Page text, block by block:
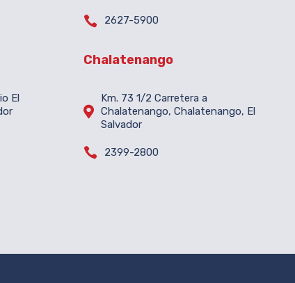
El
 2627-5900
Chalatenango

Km. 73 1/2 Carretera a
Chalatenango, Chalatenango, El
Salvador
 2399-2800